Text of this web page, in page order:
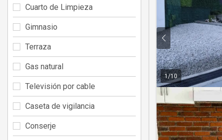
1/10
Cuarto de Limpieza
Gimnasio
Terraza
Gas natural
Televisión por cable
Caseta de vigilancia
Conserje